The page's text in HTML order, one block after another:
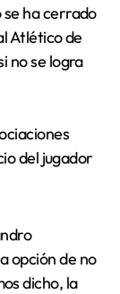
ha cerrado
Atlético de
no se logra
del jugador
opción de no
dicho, la